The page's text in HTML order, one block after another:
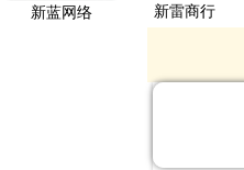
新蓝网络 新雷商行